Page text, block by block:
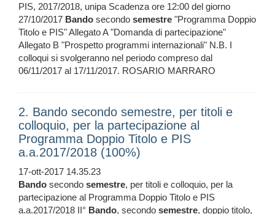
PIS, 2017/2018, unipa Scadenza ore 12:00 del giorno
27/10/2017 Bando secondo semestre "Programma Doppio
Titolo e PIS" Allegato A "Domanda di partecipazione"
Allegato B "Prospetto programmi internazionali" N.B. I
colloqui si svolgeranno nel periodo compreso dal
06/11/2017 al 17/11/2017. ROSARIO MARRARO
2. Bando secondo semestre, per titoli e
colloquio, per la partecipazione al
Programma Doppio Titolo e PIS
a.a.2017/2018 (100%)
17-ott-2017 14.35.23
Bando secondo semestre, per titoli e colloquio, per la
partecipazione al Programma Doppio Titolo e PIS
a.a.2017/2018 II° Bando, secondo semestre, doppio titolo,